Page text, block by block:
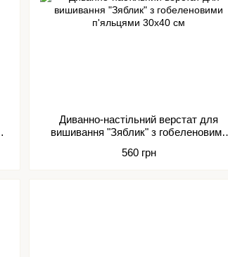
Диванно-настільний верстат для
вишивання "Зяблик" з гобеленовими
560 грн